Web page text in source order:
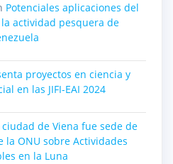
Potenciales aplicaciones del
actividad pesquera de
proyectos en ciencia y
en las JIFI-EAI 2024
ciudad de Viena fue sede de
la ONU sobre Actividades
en la Luna